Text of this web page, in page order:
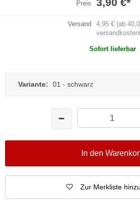
Preis
Versand
4,95 € (ab
Sofort lieferbar
Variante: 01 - schwarz
In den
Zur Merkliste